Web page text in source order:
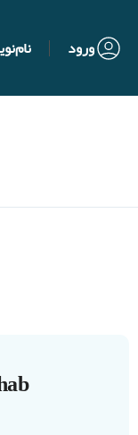
ورود